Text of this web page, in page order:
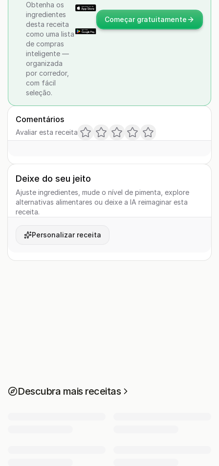
Obtenha os
ingredientes
desta receita
como uma lista
de compras
inteligente —
organizada
por corredor,
com fácil
seleção.
Começar gratuitamente
Comentários
Avaliar esta receita
Deixe do seu jeito
Ajuste ingredientes, mude o nível de pimenta, explore
alternativas alimentares ou deixe a IA reimaginar esta
receita.
Personalizar receita
Descubra mais receitas